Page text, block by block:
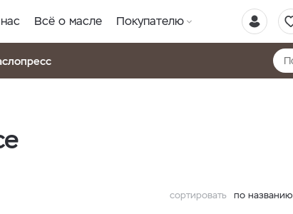
Всё о масле Покупателю
сортировать по названию